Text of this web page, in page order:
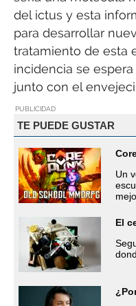
del ictus y esta
para desarrollar
tratamiento de esta
incidencia se
junto con el
PUBLICIDAD
TE PUEDE GUSTAR
Un
El